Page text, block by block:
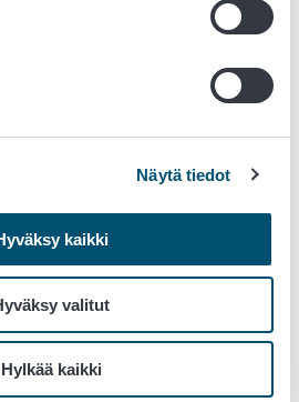
Näytä tiedot
kaikki
valitut
Hylkää kaikki
sähköpostiisi
tai vaatimusten